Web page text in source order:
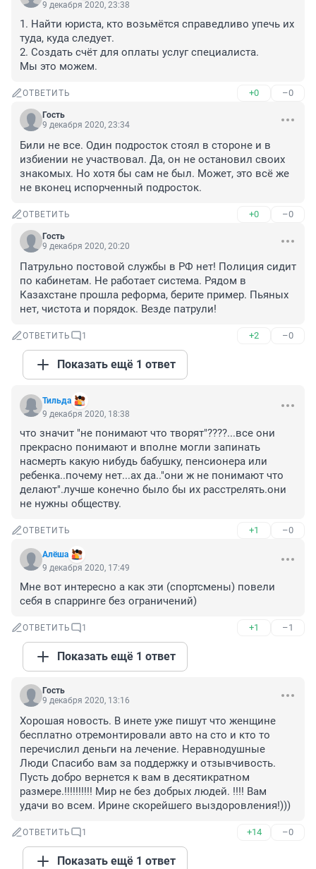
9 декабря 2020, 23:38
1. Найти юриста, кто возьмётся справедливо упечь их
туда, куда следует.
2. Создать счёт для оплаты услуг специалиста.
Мы это можем.
ОТВЕТИТЬ +0 –0
Гость
9 декабря 2020, 23:34
Били не все. Один подросток стоял в стороне и в
избиении не участвовал. Да, он не остановил своих
знакомых. Но хотя бы сам не был. Может, это всё же
не вконец испорченный подросток.
ОТВЕТИТЬ +0 –0
Гость
9 декабря 2020, 20:20
Патрульно постовой службы в РФ нет! Полиция сидит
по кабинетам. Не работает система. Рядом в
Казахстане прошла реформа, берите пример. Пьяных
нет, чистота и порядок. Везде патрули!
ОТВЕТИТЬ 1 +2 –0
Показать ещё 1 ответ
Тильда
9 декабря 2020, 18:38
что значит "не понимают что творят"????...все они
прекрасно понимают и вполне могли запинать
насмерть какую нибудь бабушку, пенсионера или
ребенка..почему нет...ах да.."они ж не понимают что
делают".лучше конечно было бы их расстрелять.они
не нужны обществу.
ОТВЕТИТЬ +1 –0
Алёша
9 декабря 2020, 17:49
Мне вот интересно а как эти (спортсмены) повели
себя в спарринге без ограничений)
ОТВЕТИТЬ 1 +1 –1
Показать ещё 1 ответ
Гость
9 декабря 2020, 13:16
Хорошая новость. В инете уже пишут что женщине
бесплатно отремонтировали авто на сто и кто то
перечислил деньги на лечение. Неравнодушные
Люди Спасибо вам за поддержку и отзывчивость.
Пусть добро вернется к вам в десятикратном
размере.!!!!!!!!!! Мир не без добрых людей. !!!! Вам
удачи во всем. Ирине скорейшего выздоровления!)))
ОТВЕТИТЬ 1 +14 –0
Показать ещё 1 ответ